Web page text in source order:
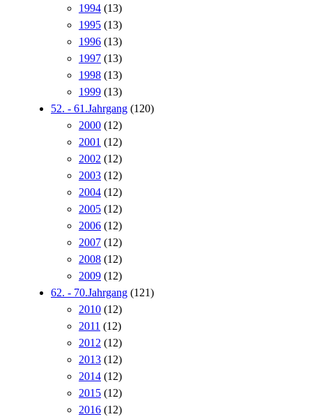
1994 (13)
1995 (13)
1996 (13)
1997 (13)
1998 (13)
1999 (13)
52. - 61.Jahrgang (120)
2000 (12)
2001 (12)
2002 (12)
2003 (12)
2004 (12)
2005 (12)
2006 (12)
2007 (12)
2008 (12)
2009 (12)
62. - 70.Jahrgang (121)
2010 (12)
2011 (12)
2012 (12)
2013 (12)
2014 (12)
2015 (12)
2016 (12)